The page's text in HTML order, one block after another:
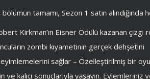
bölümün tamamı, Sezon 1 satın alındığında
Kirkman’ın Eisner Ödülü kazanan
zombi kıyametinin gerçek dehşetini
sağlar – Özelleştirilmiş bir
ve kalıcı sonuçlarıyla yaşayın.